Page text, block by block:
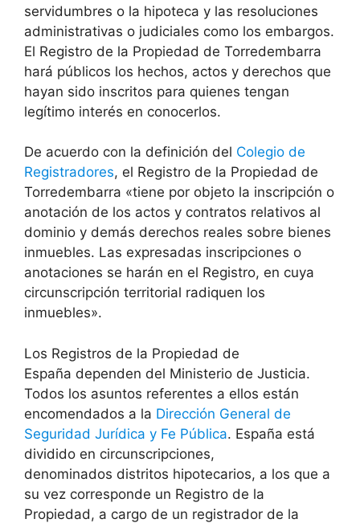
servidumbres o la hipoteca y las resoluciones
administrativas o judiciales como los embargos.
El Registro de la Propiedad de Torredembarra
hará públicos los hechos, actos y derechos que
hayan sido inscritos para quienes tengan
legítimo interés en conocerlos.
De acuerdo con la definición del Colegio de
Registradores, el Registro de la Propiedad de
Torredembarra «tiene por objeto la inscripción o
anotación de los actos y contratos relativos al
dominio y demás derechos reales sobre bienes
inmuebles. Las expresadas inscripciones o
anotaciones se harán en el Registro, en cuya
circunscripción territorial radiquen los
inmuebles».
Los Registros de la Propiedad de
España dependen del Ministerio de Justicia.
Todos los asuntos referentes a ellos están
encomendados a la Dirección General de
Seguridad Jurídica y Fe Pública. España está
dividido en circunscripciones,
denominados distritos hipotecarios, a los que a
su vez corresponde un Registro de la
Propiedad, a cargo de un registrador de la